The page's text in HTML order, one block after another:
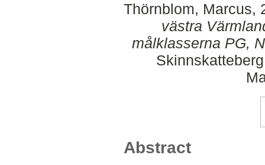
Thörnblom, Marcus,
västra
målklasserna PG,
Abstract